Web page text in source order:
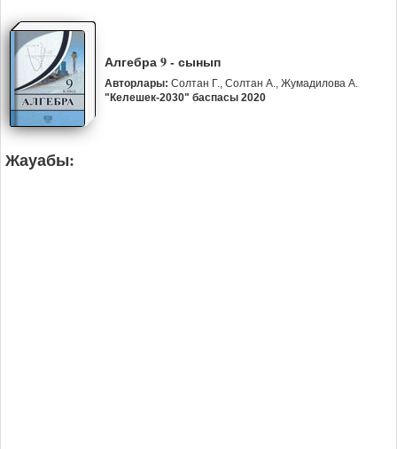
Алгебра 9 - сынып
Авторлары: Солтан Г., Солтан А., Жумадилова А.
"Келешек-2030" баспасы 2020
Жауабы: